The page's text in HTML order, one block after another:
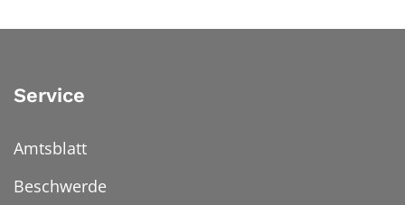
Service
Amtsblatt
Beschwerde